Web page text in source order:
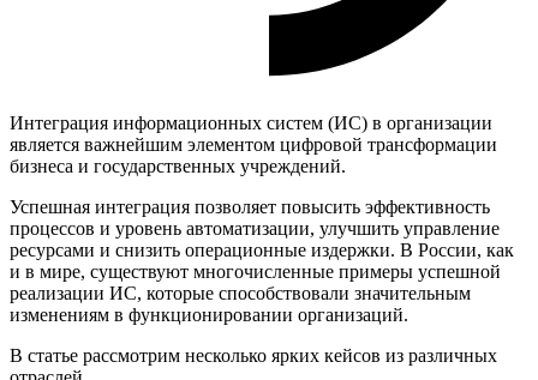
Интеграция информационных систем (ИС) в организации
является важнейшим элементом цифровой трансформации
бизнеса и государственных учреждений.
Успешная интеграция позволяет повысить эффективность
процессов и уровень автоматизации, улучшить управление
ресурсами и снизить операционные издержки. В России, как
и в мире, существуют многочисленные примеры успешной
реализации ИС, которые способствовали значительным
изменениям в функционировании организаций.
В статье рассмотрим несколько ярких кейсов из различных